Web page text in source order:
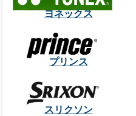
ヨネックス
プリンス
スリクソン